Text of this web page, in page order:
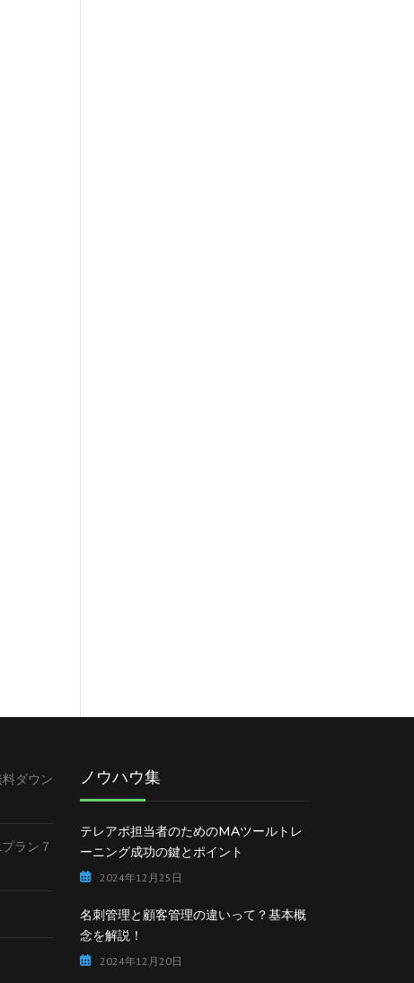
料ダウン
ラン７
ノウハウ集
テレアポ担当者のためのMAツールトレ
ーニング成功の鍵とポイント
2024年12月25日
名刺管理と顧客管理の違いって？基本概
念を解説！
2024年12月20日